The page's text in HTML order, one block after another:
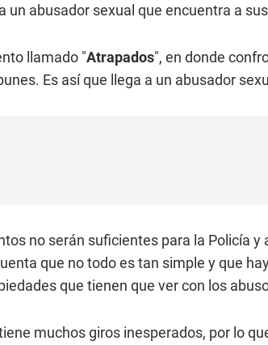
un abusador sexual que encuentra a
llamado "Atrapados", en donde
Es así que llega a un abusador
no serán suficientes para la Policía y
que no todo es tan simple y que
que tienen que ver con los
muchos giros inesperados, por lo